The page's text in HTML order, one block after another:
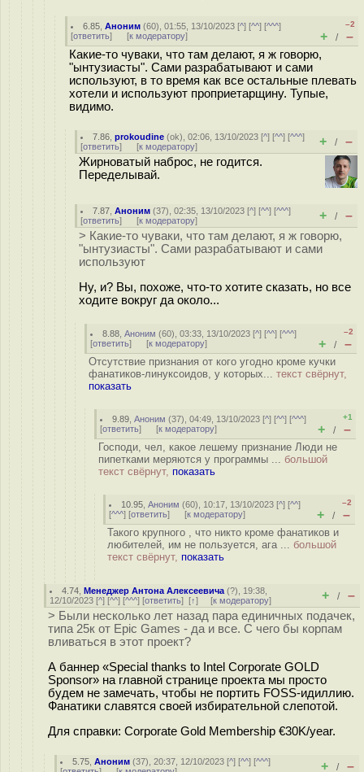
6.85 ,Аноним (60), 01:55, 13/10/2023 [^] [^^] [^^^]
[ответить] [к модератору]
–2
+ / –
Какие-то чуваки, что там делают, я ж говорю,
"ынтузиасты". Сами разрабатывают и сами
используют, в то время как все остальные плевать
хотели и используют проприетарщину. Тупые,
видимо.
7.86 ,prokoudine (ok), 02:06, 13/10/2023 [^] [^^] [^^^]
[ответить] [к модератору] + / –
Жирноватый наброс, не годится.
Переделывай.
7.87 ,Аноним (37), 02:35, 13/10/2023 [^] [^^] [^^^]
[ответить] [к модератору] + / –
> Какие-то чуваки, что там делают, я ж говорю,
"ынтузиасты". Сами разрабатывают и сами
используют
Ну, и? Вы, похоже, что-то хотите сказать, но все
ходите вокруг да около...
8.88 ,Аноним (60), 03:33, 13/10/2023 [^] [^^] [^^^]
[ответить] [к модератору]
–2
+ / –
Отсутствие признания от кого угодно кроме кучки
фанатиков-линуксоидов, у которых... текст свёрнут,
показать
9.89 ,Аноним (37), 04:49, 13/10/2023 [^] [^^] [^^^]
[ответить] [к модератору]
+1
+ / –
Господи, чел, какое лешему признание Люди не
пипетками меряются у программы ... большой
текст свёрнут, показать
10.95 ,Аноним (60), 10:17, 13/10/2023 [^] [^^]
[^^^] [ответить] [к модератору]
–2
+ / –
Такого крупного , что никто кроме фанатиков и
любителей, им не пользуется, ага ... большой
текст свёрнут, показать
4.74 ,Менеджер Антона Алексеевича (?), 19:38,
12/10/2023 [^] [^^] [^^^] [ответить] [↑] [к модератору] + / –
> Были несколько лет назад пара единичных подачек,
типа 25к от Epic Games - да и все. С чего бы корпам
вливаться в этот проект?
А баннер «Special thanks to Intel Corporate GOLD
Sponsor» на главной странице проекта мы просто
будем не замечать, чтобы не портить FOSS-идиллию.
Фанатики славятся своей избирательной слепотой.
Для справки: Corporate Gold Membership €30K/year.
5.75 ,Аноним (37), 20:37, 12/10/2023 [^] [^^] [^^^]
+ / –